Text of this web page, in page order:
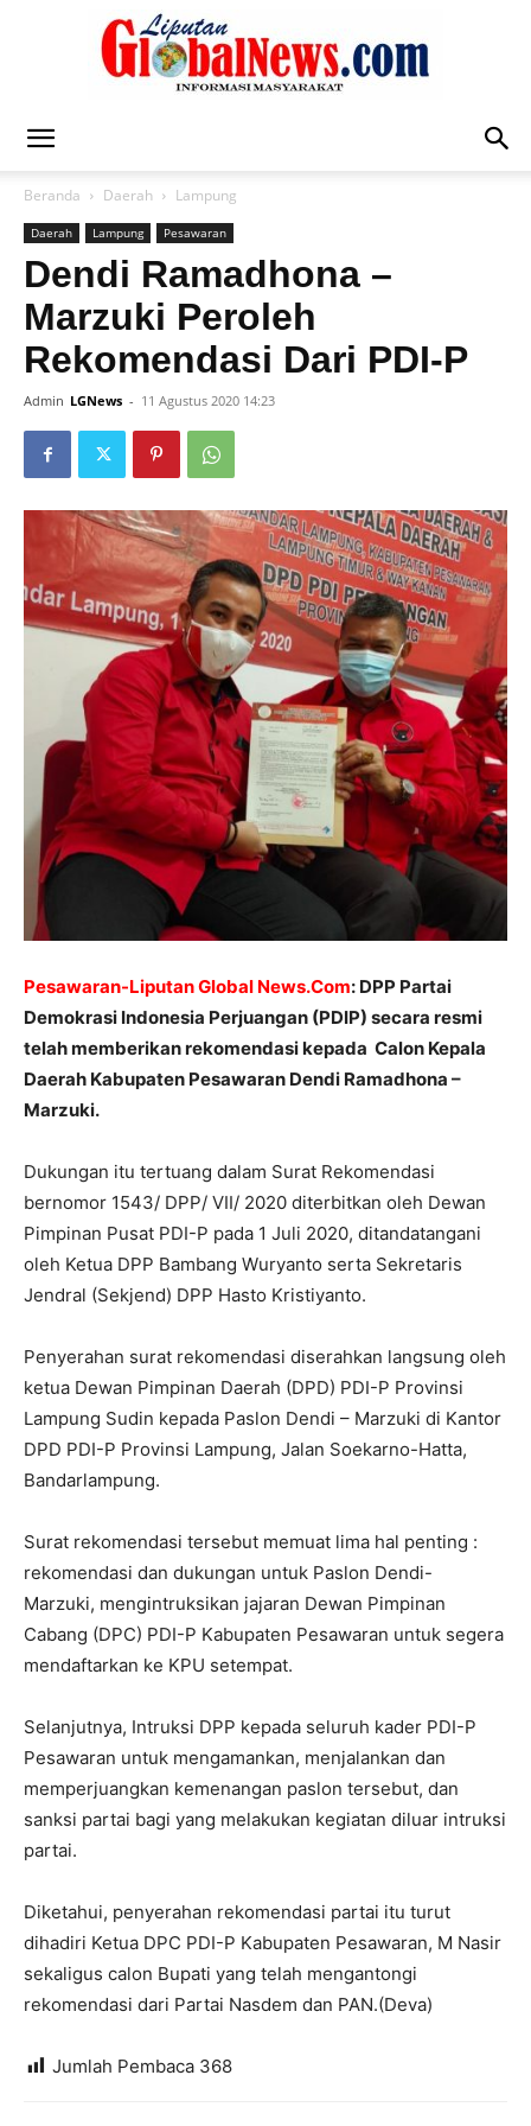
Global
News
Beranda Daerah Lampung
Daerah Lampung Pesawaran
Dendi Ramadhona –
Marzuki Peroleh
Rekomendasi Dari PDI-P
Admin LGNews - 11 Agustus 2020 14:23
Pesawaran-Liputan Global News.Com: DPP Partai
Demokrasi Indonesia Perjuangan (PDIP) secara resmi
telah memberikan rekomendasi kepada Calon Kepala
Daerah Kabupaten Pesawaran Dendi Ramadhona –
Marzuki.
Dukungan itu tertuang dalam Surat Rekomendasi
bernomor 1543/ DPP/ VII/ 2020 diterbitkan oleh Dewan
Pimpinan Pusat PDI-P pada 1 Juli 2020, ditandatangani
oleh Ketua DPP Bambang Wuryanto serta Sekretaris
Jendral (Sekjend) DPP Hasto Kristiyanto.
Penyerahan surat rekomendasi diserahkan langsung oleh
ketua Dewan Pimpinan Daerah (DPD) PDI-P Provinsi
Lampung Sudin kepada Paslon Dendi – Marzuki di Kantor
DPD PDI-P Provinsi Lampung, Jalan Soekarno-Hatta,
Bandarlampung.
Surat rekomendasi tersebut memuat lima hal penting :
rekomendasi dan dukungan untuk Paslon Dendi-
Marzuki, mengintruksikan jajaran Dewan Pimpinan
Cabang (DPC) PDI-P Kabupaten Pesawaran untuk segera
mendaftarkan ke KPU setempat.
Selanjutnya, Intruksi DPP kepada seluruh kader PDI-P
Pesawaran untuk mengamankan, menjalankan dan
memperjuangkan kemenangan paslon tersebut, dan
sanksi partai bagi yang melakukan kegiatan diluar intruksi
partai.
Diketahui, penyerahan rekomendasi partai itu turut
dihadiri Ketua DPC PDI-P Kabupaten Pesawaran, M Nasir
sekaligus calon Bupati yang telah mengantongi
rekomendasi dari Partai Nasdem dan PAN.(Deva)
Jumlah Pembaca 368